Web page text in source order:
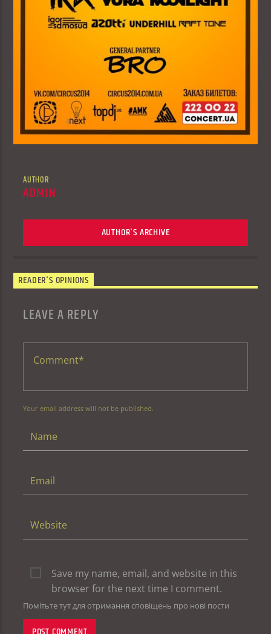
AUTHOR
ADMIN
AUTHOR'S ARCHIVE
READER'S OPINIONS
LEAVE A REPLY
Your email address will not be published.
Save my name, email, and website in this
browser for the next time I comment.
Помітьте тут для отримання сповіщень про нові пости